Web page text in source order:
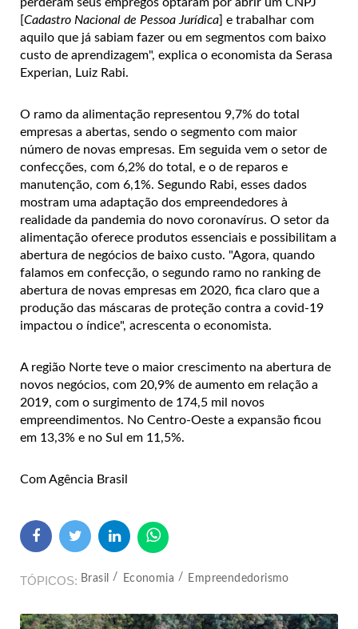
[Cadastro Nacional de Pessoa Jurídica] e trabalhar com
aquilo que já sabiam fazer ou em segmentos com baixo
custo de aprendizagem", explica o economista da Serasa
Experian, Luiz Rabi.
O ramo da alimentação representou 9,7% do total
empresas a abertas, sendo o segmento com maior
número de novas empresas. Em seguida vem o setor de
confecções, com 6,2% do total, e o de reparos e
manutenção, com 6,1%. Segundo Rabi, esses dados
mostram uma adaptação dos empreendedores à
realidade da pandemia do novo coronavírus. O setor da
alimentação oferece produtos essenciais e possibilitam a
abertura de negócios de baixo custo. "Agora, quando
falamos em confecção, o segundo ramo no ranking de
abertura de novas empresas em 2020, fica claro que a
produção das máscaras de proteção contra a covid-19
impactou o índice", acrescenta o economista.
A região Norte teve o maior crescimento na abertura de
novos negócios, com 20,9% de aumento em relação a
2019, com o surgimento de 174,5 mil novos
empreendimentos. No Centro-Oeste a expansão ficou
em 13,3% e no Sul em 11,5%.
Com Agência Brasil
TÓPICOS Brasil Economia Empreendedorismo